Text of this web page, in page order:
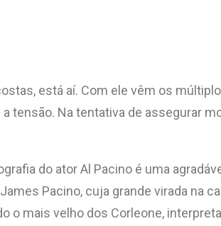
está aí. Com ele vêm os
tensão. Na tentativa de assegurar
do ator Al Pacino é uma
Pacino, cuja grande virada na
o mais velho dos Corleone,